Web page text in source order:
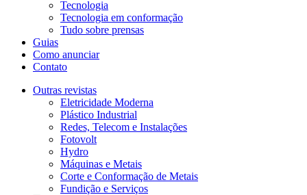
Tecnologia
Tecnologia em conformação
Tudo sobre prensas
Guias
Como anunciar
Contato
Outras revistas
Eletricidade Moderna
Plástico Industrial
Redes, Telecom e Instalações
Fotovolt
Hydro
Máquinas e Metais
Corte e Conformação de Metais
Fundição e Serviços